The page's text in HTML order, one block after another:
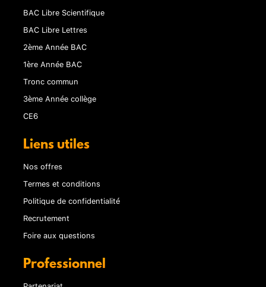
BAC Libre Scientifique
BAC Libre Lettres
2ème Année BAC
1ère Année BAC
Tronc commun
3ème Année collège
CE6
Liens utiles
Nos offres
Termes et conditions
Politique de confidentialité
Recrutement
Foire aux questions
Professionnel